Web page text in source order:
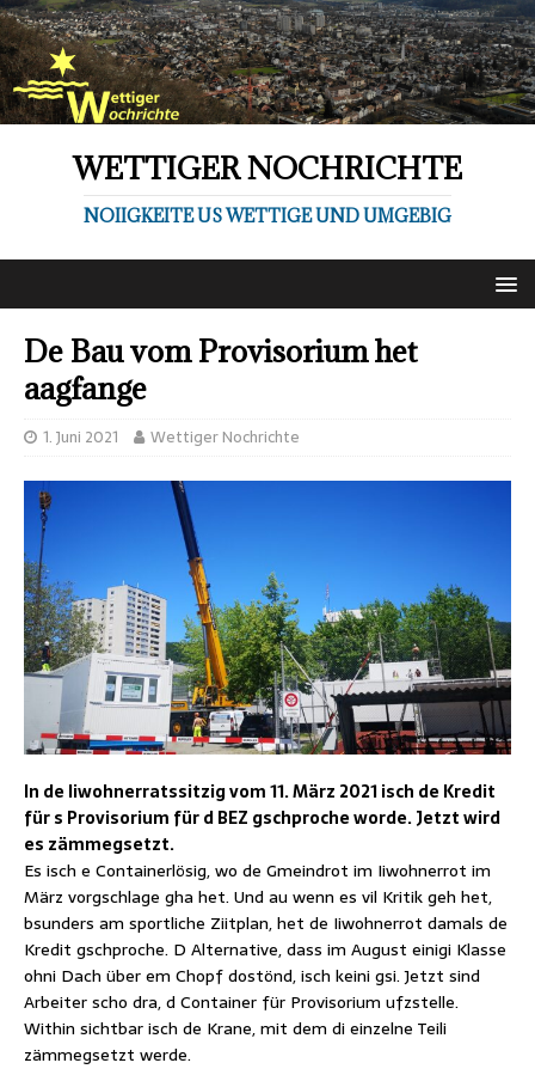
WETTIGER NOCHRICHTE
NOIIGKEITE US WETTIGE UND UMGEBIG
De Bau vom Provisorium het
aagfange
1. Juni 2021 Wettiger Nochrichte
In de Iiwohnerratssitzig vom 11. März 2021 isch de Kredit
für s Provisorium für d BEZ gschproche worde. Jetzt wird
es zämmegsetzt.
Es isch e Containerlösig, wo de Gmeindrot im Iiwohnerrot im
März vorgschlage gha het. Und au wenn es vil Kritik geh het,
bsunders am sportliche Ziitplan, het de Iiwohnerrot damals de
Kredit gschproche. D Alternative, dass im August einigi Klasse
ohni Dach über em Chopf dostönd, isch keini gsi. Jetzt sind
Arbeiter scho dra, d Container für Provisorium ufzstelle.
Within sichtbar isch de Krane, mit dem di einzelne Teili
zämmegsetzt werde.